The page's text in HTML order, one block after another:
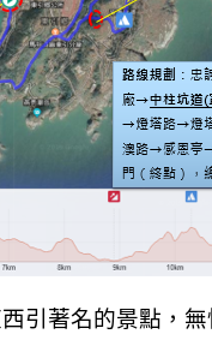
引著名的景點，